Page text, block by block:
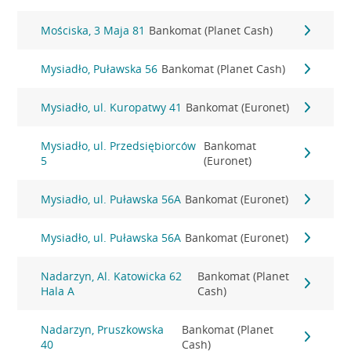
Mościska, 3 Maja 81 Bankomat (Planet Cash)
Mysiadło, Puławska 56 Bankomat (Planet Cash)
Mysiadło, ul. Kuropatwy 41 Bankomat (Euronet)
Mysiadło, ul. Przedsiębiorców
5
Bankomat
(Euronet)
Mysiadło, ul. Puławska 56A Bankomat (Euronet)
Mysiadło, ul. Puławska 56A Bankomat (Euronet)
Nadarzyn, Al. Katowicka 62
Hala A
Bankomat (Planet
Cash)
Nadarzyn, Pruszkowska
40
Bankomat (Planet
Cash)